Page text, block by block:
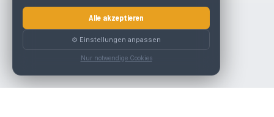
Alle akzeptieren
⚙️ Einstellungen anpassen
Nur notwendige Cookies